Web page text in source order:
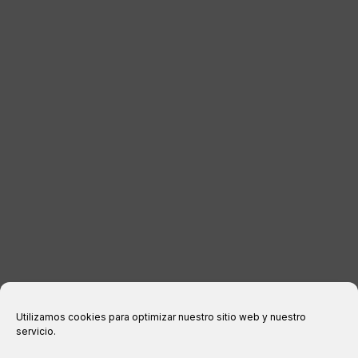
Utilizamos cookies para optimizar nuestro sitio web y nuestro
servicio.